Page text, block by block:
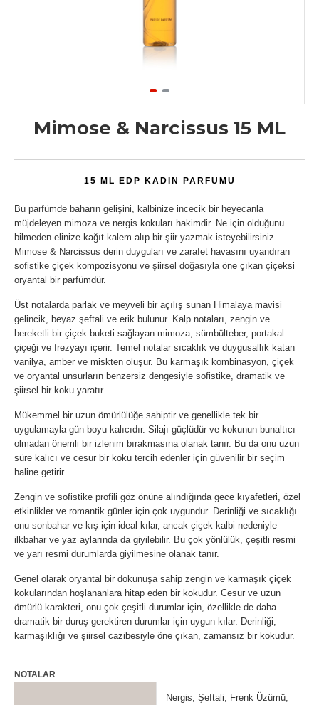
Mimose & Narcissus 15 ML
15 ML EDP KADIN PARFÜMÜ
Bu parfümde baharın gelişini, kalbinize incecik bir heyecanla
müjdeleyen mimoza ve nergis kokuları hakimdir. Ne için olduğunu
bilmeden elinize kağıt kalem alıp bir şiir yazmak isteyebilirsiniz.
Mimose & Narcissus derin duyguları ve zarafet havasını uyandıran
sofistike çiçek kompozisyonu ve şiirsel doğasıyla öne çıkan çiçeksi
oryantal bir parfümdür.
Üst notalarda parlak ve meyveli bir açılış sunan Himalaya mavisi
gelincik, beyaz şeftali ve erik bulunur. Kalp notaları, zengin ve
bereketli bir çiçek buketi sağlayan mimoza, sümbülteber, portakal
çiçeği ve frezyayı içerir. Temel notalar sıcaklık ve duygusallık katan
vanilya, amber ve miskten oluşur. Bu karmaşık kombinasyon, çiçek
ve oryantal unsurların benzersiz dengesiyle sofistike, dramatik ve
şiirsel bir koku yaratır.
Mükemmel bir uzun ömürlülüğe sahiptir ve genellikle tek bir
uygulamayla gün boyu kalıcıdır. Silajı güçlüdür ve kokunun bunaltıcı
olmadan önemli bir izlenim bırakmasına olanak tanır. Bu da onu uzun
süre kalıcı ve cesur bir koku tercih edenler için güvenilir bir seçim
haline getirir.
Zengin ve sofistike profili göz önüne alındığında gece kıyafetleri, özel
etkinlikler ve romantik günler için çok uygundur. Derinliği ve sıcaklığı
onu sonbahar ve kış için ideal kılar, ancak çiçek kalbi nedeniyle
ilkbahar ve yaz aylarında da giyilebilir. Bu çok yönlülük, çeşitli resmi
ve yarı resmi durumlarda giyilmesine olanak tanır.
Genel olarak oryantal bir dokunuşa sahip zengin ve karmaşık çiçek
kokularından hoşlananlara hitap eden bir kokudur. Cesur ve uzun
ömürlü karakteri, onu çok çeşitli durumlar için, özellikle de daha
dramatik bir duruş gerektiren durumlar için uygun kılar. Derinliği,
karmaşıklığı ve şiirsel cazibesiyle öne çıkan, zamansız bir kokudur.
NOTALAR
Nergis, Şeftali, Frenk Üzümü,